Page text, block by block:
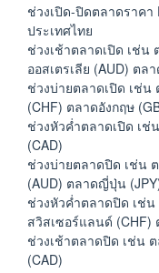
ช่วงเปิด-ปิดตลาดราคา
ประเทศไทย
ช่วงเช้าตลาดเปิด เช่
ออสเตรเลีย (AUD) ตล
ช่วงบ่ายตลาดเปิด เช่น
(CHF) ตลาดอังกฤษ
ช่วงหัวค่ำตลาดเปิด เช่
(CAD)
ช่วงบ่ายตลาดปิด เช่น
(AUD) ตลาดญี่ปุ่น
ช่วงหัวค่ำตลาดปิด เช่
สวิสเซอร์แลนด์ (CHF)
ช่วงเช้าตลาดปิด เช่น
(CAD)